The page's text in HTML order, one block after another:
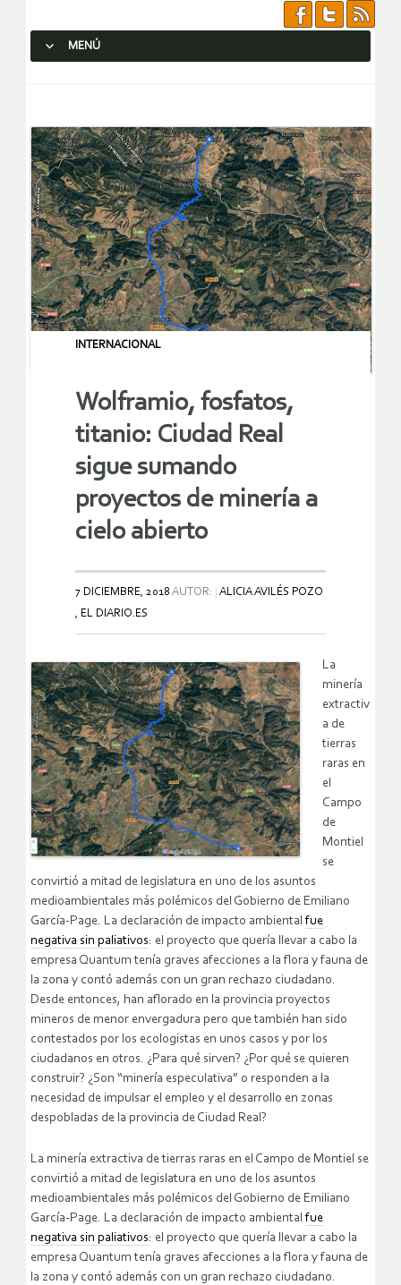
MENÚ
INTERNACIONAL
Wolframio, fosfatos,
titanio: Ciudad Real
sigue sumando
proyectos de minería a
cielo abierto
7 DICIEMBRE, 2018 AUTOR:
ALICIA AVILÉS POZO
, EL DIARIO.ES
La
minería
extractiv
a de
tierras
raras en
el
Campo
de
Montiel
se
convirtió a mitad de legislatura en uno de los asuntos
medioambientales más polémicos del Gobierno de Emiliano
García-Page. La declaración de impacto ambientalfue
negativa sin paliativos: el proyecto que quería llevar a cabo la
empresa Quantum tenía graves afecciones a la flora y fauna de
la zona y contó además con un gran rechazo ciudadano.
Desde entonces, han aflorado en la provincia proyectos
mineros de menor envergadura pero que también han sido
contestados por los ecologistas en unos casos y por los
ciudadanos en otros. ¿Para qué sirven? ¿Por qué se quieren
construir? ¿Son “minería especulativa” o responden a la
necesidad de impulsar el empleo y el desarrollo en zonas
despobladas de la provincia de Ciudad Real?
La minería extractiva de tierras raras en el Campo de Montiel se
convirtió a mitad de legislatura en uno de los asuntos
medioambientales más polémicos del Gobierno de Emiliano
García-Page. La declaración de impacto ambientalfue
negativa sin paliativos: el proyecto que quería llevar a cabo la
empresa Quantum tenía graves afecciones a la flora y fauna de
la zona y contó además con un gran rechazo ciudadano.